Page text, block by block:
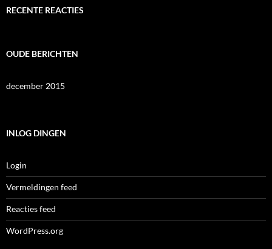
RECENTE REACTIES
OUDE BERICHTEN
december 2015
INLOG DINGEN
Login
Vermeldingen feed
Reacties feed
WordPress.org